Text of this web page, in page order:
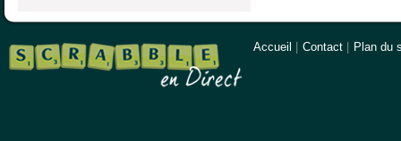
Accueil Contact Plan du